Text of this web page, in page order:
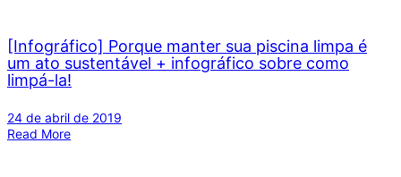
[Infográfico] Porque manter sua piscina limpa é
um ato sustentável + infográfico sobre como
limpá-la!
24 de abril de 2019
Read More